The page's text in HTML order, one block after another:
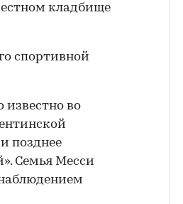
кладбище
спортивной
известно во
позднее
Семья Месси